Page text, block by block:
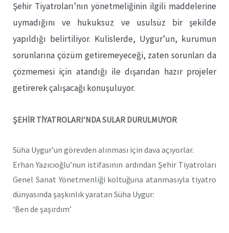
Şehir Tiyatroları’nın yönetmeliğinin ilgili maddelerine
uymadığını ve hukuksuz ve usulsüz bir şekilde
yapıldığı belirtiliyor. Kulislerde, Uygur’un, kurumun
sorunlarına çözüm getiremeyeceği, zaten sorunları da
çözmemesi için atandığı ile dışarıdan hazır projeler
getirerek çalışacağı konuşuluyor.
ŞEHİR TİYATROLARI’NDA SULAR DURULMUYOR
Süha Uygur’un görevden alınması için dava açıyorlar.
Erhan Yazıcıoğlu’nun istifasının ardından Şehir Tiyatroları
Genel Sanat Yönetmenliği koltuğuna atanmasıyla tiyatro
dünyasında şaşkınlık yaratan Süha Uygur:
‘Ben de şaşırdım’